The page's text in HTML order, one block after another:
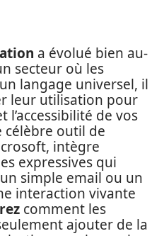
a évolué bien au-
secteur où les
langage universel, il
leur utilisation pour
de vos
célèbre outil de
intègre
expressives qui
simple email ou un
interaction vivante
comment les
ajouter de la